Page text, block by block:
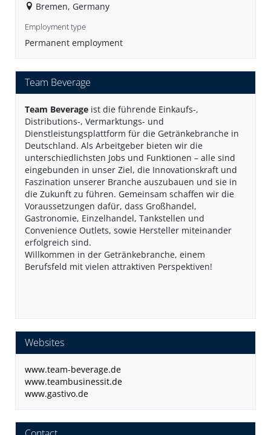
Bremen, Germany
Employment type
Permanent employment
Team Beverage
Team Beverage ist die führende Einkaufs-,
Distributions-, Vermarktungs- und
Dienstleistungsplattform für die Getränkebranche in
Deutschland. Als Arbeitgeber bieten wir die
unterschiedlichsten Jobs und Funktionen – alle sind
eingebunden in unser Ziel, die Innovationskraft und
Faszination unserer Branche auszubauen und sie in
die Zukunft zu führen. Gemeinsam schaffen wir die
Voraussetzungen dafür, dass Großhandel,
Gastronomie, Einzelhandel, Tankstellen und
Convenience Outlets, sowie Hersteller miteinander
erfolgreich sind.
Willkommen in der Getränkebranche, einem
Berufsfeld mit vielen attraktiven Perspektiven!
Websites
www.team-beverage.de
www.teambusinessit.de
www.gastivo.de